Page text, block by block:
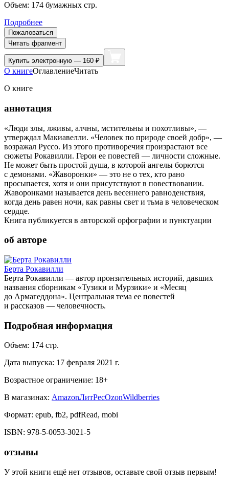
Объем: 174 бумажных стр.
Подробнее
Пожаловаться
Читать фрагмент
Купить электронную — 160 ₽
О книгеОглавлениеЧитать
О книге
аннотация
«Люди злы, лживы, алчны, мстительны и похотливы», —
утверждал Макиавелли. «Человек по природе своей добр», —
возражал Руссо. Из этого противоречия произрастают все
сюжеты Рокавилли. Герои ее повестей — личности сложные.
Не может быть простой душа, в которой ангелы борются
с демонами. «Жаворонки» — это не о тех, кто рано
просыпается, хотя и они присутствуют в повествовании.
Жаворонками называется день весеннего равноденствия,
когда день равен ночи, как равны свет и тьма в человеческом
сердце.
Книга публикуется в авторской орфографии и пунктуации
об авторе
Берта Рокавилли
Берта Рокавилли — автор пронзительных историй, давших
названия сборникам «Тузики и Мурзики» и «Месяц
до Армагеддона». Центральная тема ее повестей
и рассказов — человечность.
Подробная информация
Объем: 174 стр.
Дата выпуска: 17 февраля 2021 г.
Возрастное ограничение: 18+
В магазинах: AmazonЛитРесOzonWildberries
Формат: epub, fb2, pdfRead, mobi
ISBN: 978-5-0053-3021-5
отзывы
У этой книги ещё нет отзывов, оставьте свой отзыв первым!